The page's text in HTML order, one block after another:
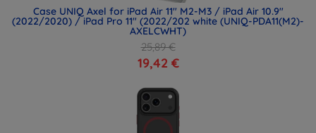
Case UNIQ Axel for iPad Air 11" M2-M3 / iPad Air 10.9"
(2022/2020) / iPad Pro 11" (2022/202 white (UNIQ-PDA11(M2)-
AXELCWHT)
25,89 €
19,42 €